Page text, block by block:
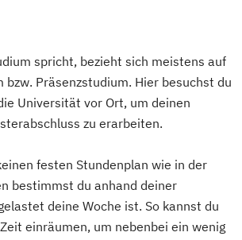
spricht, bezieht sich meistens auf
bzw. Präsenzstudium. Hier besuchst du
Universität vor Ort, um deinen
zu erarbeiten.
festen Stundenplan wie in der
bestimmst du anhand deiner
deine Woche ist. So kannst du
einräumen, um nebenbei ein wenig